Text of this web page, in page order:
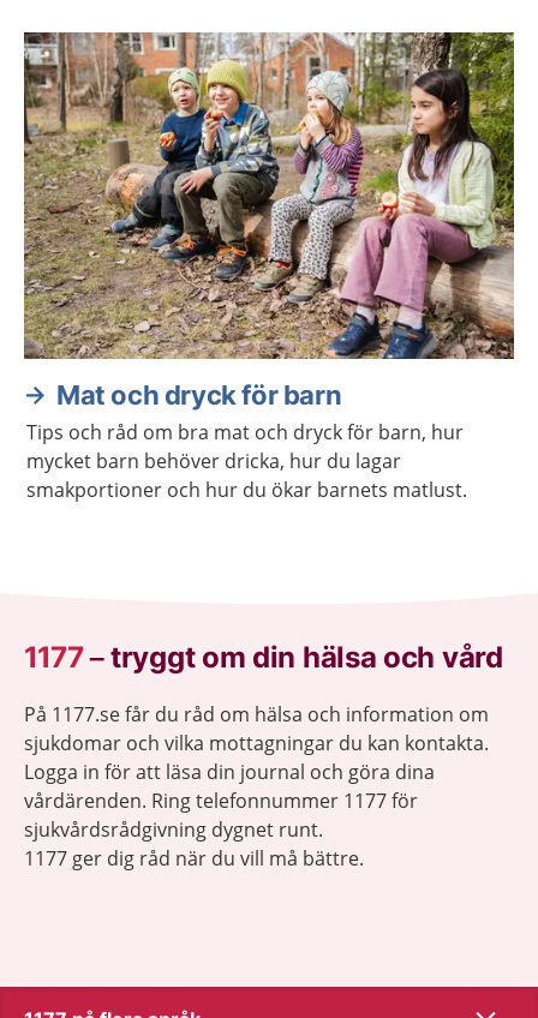
Mat och dryck för barn
Tips och råd om bra mat och dryck för barn, hur
mycket barn behöver dricka, hur du lagar
smakportioner och hur du ökar barnets matlust.
1177–tryggt om din hälsa och vård
På 1177.se får du råd om hälsa och information om
sjukdomar och vilka mottagningar du kan kontakta.
Logga in för att läsa din journal och göra dina
vårdärenden. Ring telefonnummer 1177 för
sjukvårdsrådgivning dygnet runt.
1177 ger dig råd när du vill må bättre.
Visa